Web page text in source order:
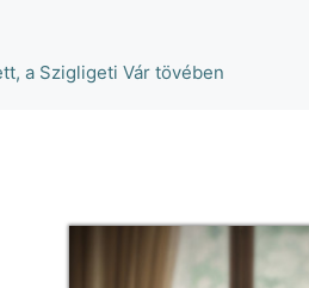
a Szigligeti Vár tövében